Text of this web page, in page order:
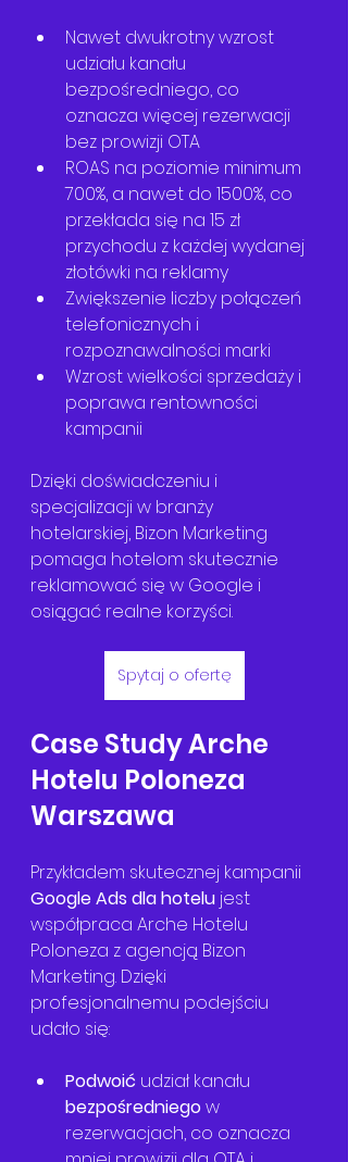
Nawet dwukrotny wzrost
udziału kanału
bezpośredniego, co
oznacza więcej rezerwacji
bez prowizji OTA
ROAS na poziomie minimum
700%, a nawet do 1500%, co
przekłada się na 15 zł
przychodu z każdej wydanej
złotówki na reklamy
Zwiększenie liczby połączeń
telefonicznych i
rozpoznawalności marki
Wzrost wielkości sprzedaży i
poprawa rentowności
kampanii
Dzięki doświadczeniu i
specjalizacji w branży
hotelarskiej, Bizon Marketing
pomaga hotelom skutecznie
reklamować się w Google i
osiągać realne korzyści.
Spytaj o ofertę
Case Study Arche
Hotelu Poloneza
Warszawa
Przykładem skutecznej kampanii
Google Ads dla hotelu jest
współpraca Arche Hotelu
Poloneza z agencją Bizon
Marketing. Dzięki
profesjonalnemu podejściu
udało się:
Podwoić udział kanału
bezpośredniego w
rezerwacjach, co oznacza